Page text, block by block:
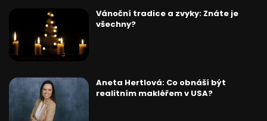
Vánoční tradice a zvyky: Znáte je
všechny?
Aneta Hertlová: Co obnáší být
realitním makléřem v USA?